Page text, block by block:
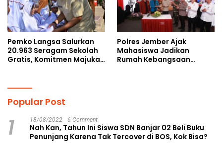
Pemko Langsa Salurkan
20.963 Seragam Sekolah
Gratis, Komitmen Majukan
Polres Jember Ajak
Mahasiswa Jadikan
Rumah Kebangsaan
Popular Post
1 18/08/2022 6 Comment
Nah Kan, Tahun Ini Siswa SDN Banjar 02 Beli Buku
Penunjang Karena Tak Tercover di BOS, Kok Bisa?